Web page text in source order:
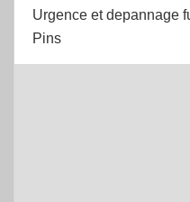
Urgence et depannage
Pins